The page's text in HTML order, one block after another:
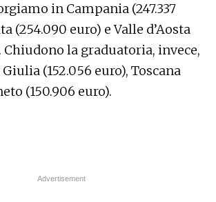
in Campania (247.337
(254.090 euro) e Valle d’Aosta
Chiudono la graduatoria, invece,
(152.056 euro), Toscana
(150.906 euro).